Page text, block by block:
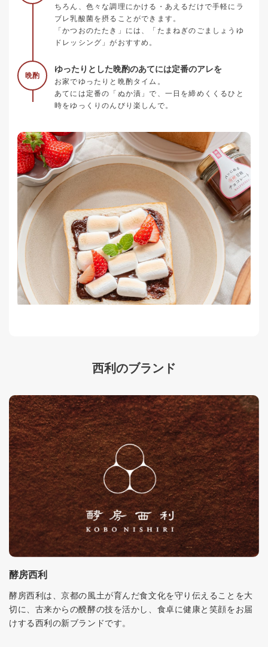
ちろん、色々な調理にかける・あえるだけで手軽にラ
ブレ乳酸菌を摂ることができます。
「かつおのたたき」には、「たまねぎのごましょうゆ
ドレッシング」がおすすめ。
晩酌
ゆったりとした晩酌のあてには定番のアレを
お家でゆったりと晩酌タイム。
あてには定番の「ぬか漬」で、一日を締めくくるひと
時をゆっくりのんびり楽しんで。
西利のブランド
酵房西利
酵房西利は、京都の風土が育んだ食文化を守り伝えることを大
切に、古来からの醗酵の技を活かし、食卓に健康と笑顔をお届
けする西利の新ブランドです。